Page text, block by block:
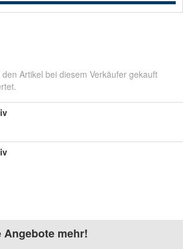
Artikel bei diesem Verkäufer gekauft
Angebote mehr!